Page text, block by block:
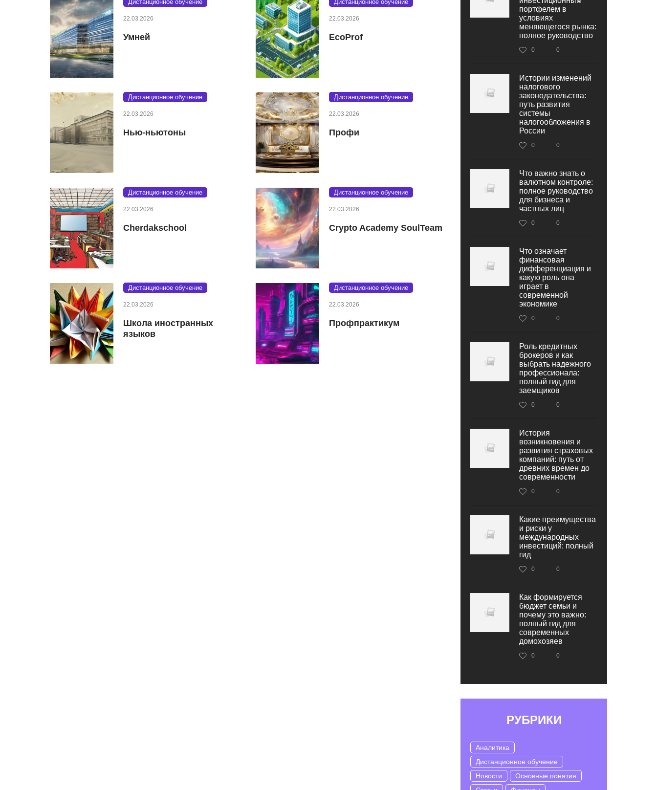
Дистанционное обучение
22.03.2026
Умней
Дистанционное обучение
22.03.2026
EcoProf
Дистанционное обучение
22.03.2026
Нью-ньютоны
Дистанционное обучение
22.03.2026
Профи
Дистанционное обучение
22.03.2026
Cherdakschool
Дистанционное обучение
22.03.2026
Crypto Academy SoulTeam
Дистанционное обучение
22.03.2026
Школа иностранных
языков
Дистанционное обучение
22.03.2026
Профпрактикум
портфелем в
условиях
меняющегося рынка:
полное руководство
0 0
Истории изменений
налогового
законодательства:
путь развития
системы
налогообложения в
России
0 0
Что важно знать о
валютном контроле:
полное руководство
для бизнеса и
частных лиц
0 0
Что означает
финансовая
дифференциация и
какую роль она
играет в
современной
экономике
0 0
Роль кредитных
брокеров и как
выбрать надежного
профессионала:
полный гид для
заемщиков
0 0
История
возникновения и
развития страховых
компаний: путь от
древних времен до
современности
0 0
Какие преимущества
и риски у
международных
инвестиций: полный
гид
0 0
Как формируется
бюджет семьи и
почему это важно:
полный гид для
современных
домохозяев
0 0
РУБРИКИ
Аналитика
Дистанционное обучение
Новости
Основные понятия